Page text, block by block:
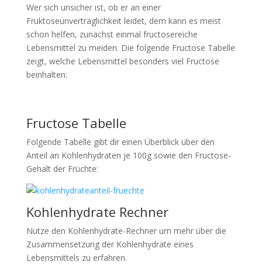
Wer sich unsicher ist, ob er an einer
Fruktoseunverträglichkeit leidet, dem kann es meist
schon helfen, zunächst einmal fructosereiche
Lebensmittel zu meiden. Die folgende Fructose Tabelle
zeigt, welche Lebensmittel besonders viel Fructose
beinhalten:
Fructose Tabelle
Folgende Tabelle gibt dir einen Überblick über den
Anteil an Kohlenhydraten je 100g sowie den Fructose-
Gehalt der Früchte:
Kohlenhydrate Rechner
Nutze den Kohlenhydrate-Rechner um mehr über die
Zusammensetzung der Kohlenhydrate eines
Lebensmittels zu erfahren.